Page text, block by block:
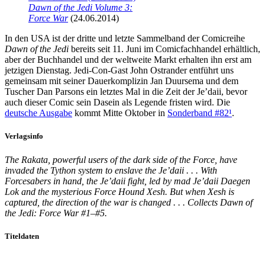
Dawn of the Jedi Volume 3:
Force War(24.06.2014)
In den USA ist der dritte und letzte Sammelband der Comicreihe
Dawn of the Jedi bereits seit 11. Juni im Comicfachhandel erhältlich,
aber der Buchhandel und der weltweite Markt erhalten ihn erst am
jetzigen Dienstag. Jedi-Con-Gast John Ostrander entführt uns
gemeinsam mit seiner Dauerkomplizin Jan Duursema und dem
Tuscher Dan Parsons ein letztes Mal in die Zeit der Je’daii, bevor
auch dieser Comic sein Dasein als Legende fristen wird. Die
deutsche Ausgabe kommt Mitte Oktober in Sonderband #82¹.
Verlagsinfo
The Rakata, powerful users of the dark side of the Force, have
invaded the Tython system to enslave the Je’daii . . . With
Forcesabers in hand, the Je’daii fight, led by mad Je’daii Daegen
Lok and the mysterious Force Hound Xesh. But when Xesh is
captured, the direction of the war is changed . . . Collects Dawn of
the Jedi: Force War #1–#5.
Titeldaten